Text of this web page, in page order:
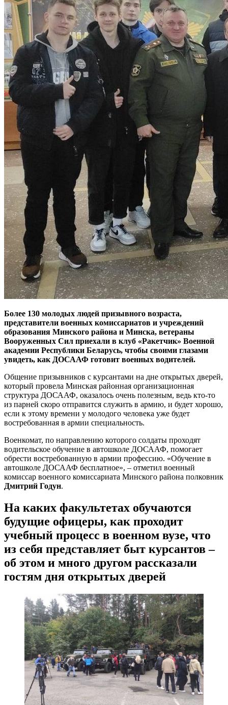
Более 130 молодых людей призывного возраста,
представители военных комиссариатов и учреждений
образования Минского района и Минска, ветераны
Вооруженных Сил приехали в клуб «Ракетчик» Военной
академии Республики Беларусь, чтобы своими глазами
увидеть, как ДОСААФ готовит военных водителей.
Общение призывников с курсантами на дне открытых дверей,
который провела Минская районная организационная
структура ДОСААФ, оказалось очень полезным, ведь кто-то
из парней скоро отправится служить в армию, и будет хорошо,
если к этому времени у молодого человека уже будет
востребованная в армии специальность.
Военкомат, по направлению которого солдаты проходят
водительское обучение в автошколе ДОСААФ, помогает
обрести востребованную в армии профессию. «Обучение в
автошколе ДОСААФ бесплатное», – отметил военный
комиссар военного комиссариата Минского района полковник
Дмитрий Годун.
На каких факультетах обучаются
будущие офицеры, как проходит
учебный процесс в военном вузе, что
из себя представляет быт курсантов –
об этом и много другом рассказали
гостям дня открытых дверей